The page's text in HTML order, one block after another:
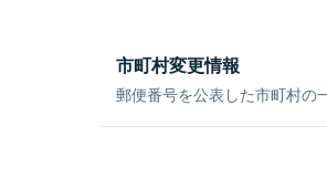
市町村変更情報
郵便番号を公表した市町村の